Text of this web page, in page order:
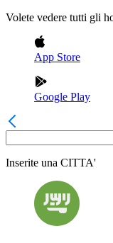
Volete vedere tutti gli
App Store
Google Play
Inserite una CITTA'